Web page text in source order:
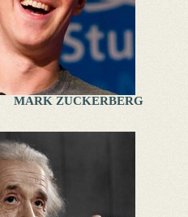
MARK ZUCKERBERG